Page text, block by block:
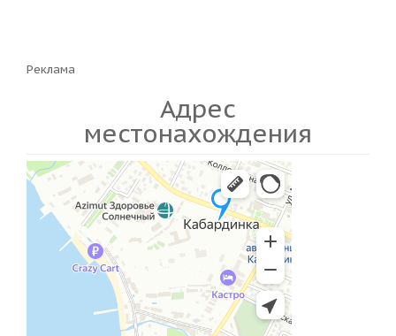
Реклама
Адрес
местонахождения